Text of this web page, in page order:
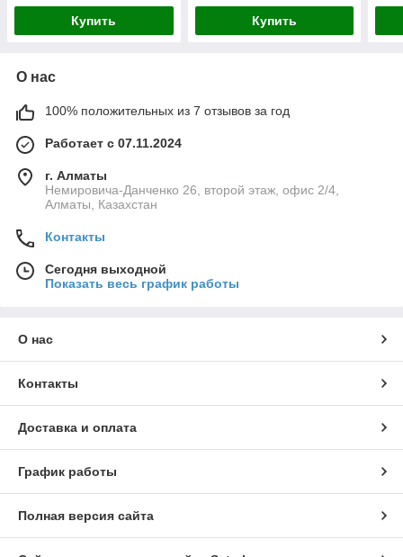
Купить Купить
О нас
100% положительных из 7 отзывов за год
Работает с 07.11.2024
г. Алматы
Немировича-Данченко 26, второй этаж, офис 2/4,
Алматы, Казахстан
Контакты
Сегодня выходной
Показать весь график работы
О нас
Контакты
Доставка и оплата
График работы
Полная версия сайта